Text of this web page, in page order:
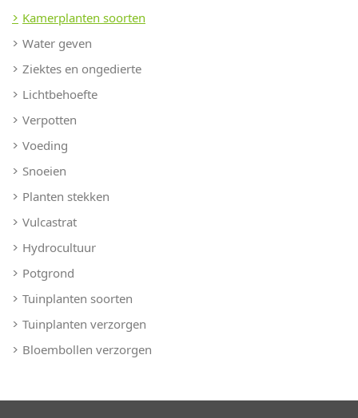
Kamerplanten soorten
Water geven
Ziektes en ongedierte
Lichtbehoefte
Verpotten
Voeding
Snoeien
Planten stekken
Vulcastrat
Hydrocultuur
Potgrond
Tuinplanten soorten
Tuinplanten verzorgen
Bloembollen verzorgen